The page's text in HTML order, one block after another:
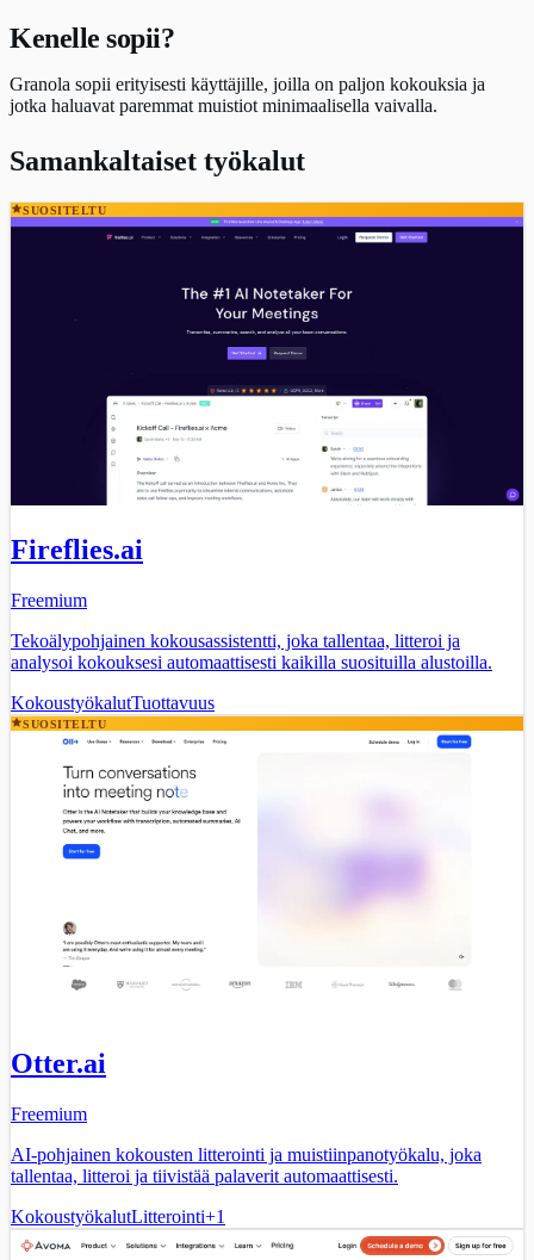
Kenelle sopii?
Granola sopii erityisesti käyttäjille, joilla on paljon kokouksia ja
jotka haluavat paremmat muistiot minimaalisella vaivalla.
Samankaltaiset työkalut
SUOSITELTU
Fireflies.ai
Freemium
Tekoälypohjainen kokousassistentti, joka tallentaa, litteroi ja
analysoi kokouksesi automaattisesti kaikilla suosituilla alustoilla.
KokoustyökalutTuottavuus
SUOSITELTU
Otter.ai
Freemium
AI-pohjainen kokousten litterointi ja muistiinpanotyökalu, joka
tallentaa, litteroi ja tiivistää palaverit automaattisesti.
KokoustyökalutLitterointi+1